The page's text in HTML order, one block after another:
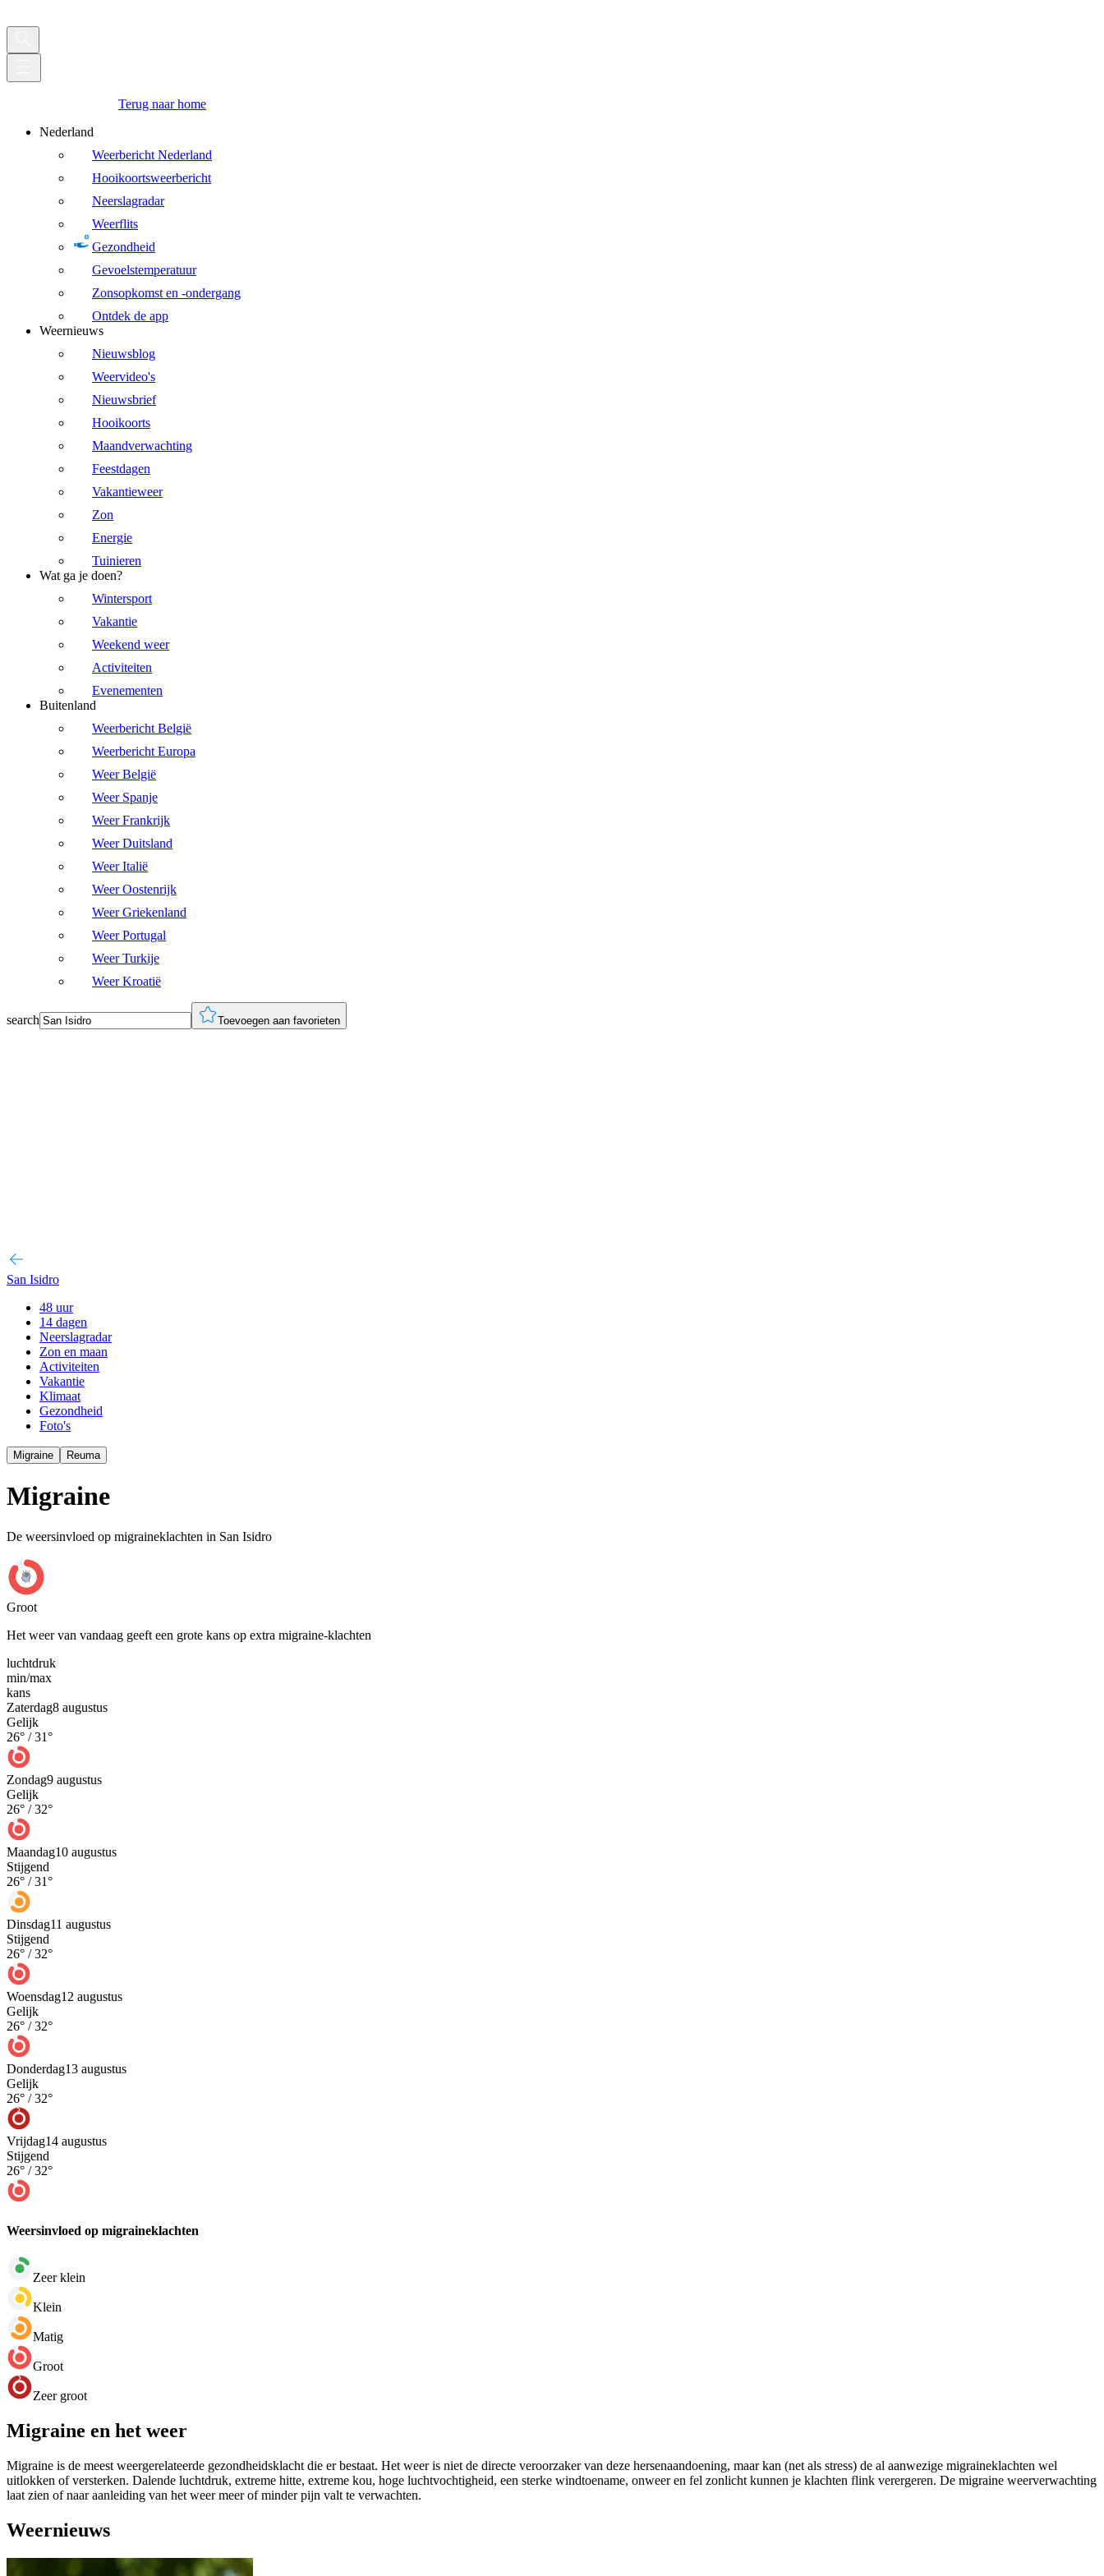
Terug naar home
Nederland
Weerbericht Nederland
Hooikoortsweerbericht
Neerslagradar
Weerflits
Gezondheid
Gevoelstemperatuur
Zonsopkomst en -ondergang
Ontdek de app
Weernieuws
Nieuwsblog
Weervideo's
Nieuwsbrief
Hooikoorts
Maandverwachting
Feestdagen
Vakantieweer
Zon
Energie
Tuinieren
Wat ga je doen?
Wintersport
Vakantie
Weekend weer
Activiteiten
Evenementen
Buitenland
Weerbericht België
Weerbericht Europa
Weer België
Weer Spanje
Weer Frankrijk
Weer Duitsland
Weer Italië
Weer Oostenrijk
Weer Griekenland
Weer Portugal
Weer Turkije
Weer Kroatië
search Toevoegen aan favorieten
San Isidro
48 uur
14 dagen
Neerslagradar
Zon en maan
Activiteiten
Vakantie
Klimaat
Gezondheid
Foto's
Migraine Reuma
Migraine
De weersinvloed op migraineklachten in San Isidro
Groot
Het weer van vandaag geeft een grote kans op extra migraine-klachten
luchtdruk
min/max
kans
Zaterdag8 augustus
Gelijk
26° /31°
Zondag9 augustus
Gelijk
26° /32°
Maandag10 augustus
Stijgend
26° /31°
Dinsdag11 augustus
Stijgend
26° /32°
Woensdag12 augustus
Gelijk
26° /32°
Donderdag13 augustus
Gelijk
26° /32°
Vrijdag14 augustus
Stijgend
26° /32°
Weersinvloed op migraineklachten
Zeer klein
Klein
Matig
Groot
Zeer groot
Migraine en het weer
Migraine is de meest weergerelateerde gezondheidsklacht die er bestaat. Het weer is niet de directe veroorzaker van deze hersenaandoening, maar kan (net als stress) de al aanwezige migraineklachten wel
uitlokken of versterken. Dalende luchtdruk, extreme hitte, extreme kou, hoge luchtvochtigheid, een sterke windtoename, onweer en fel zonlicht kunnen je klachten flink verergeren. De migraine weerverwachting
laat zien of naar aanleiding van het weer meer of minder pijn valt te verwachten.
Weernieuws